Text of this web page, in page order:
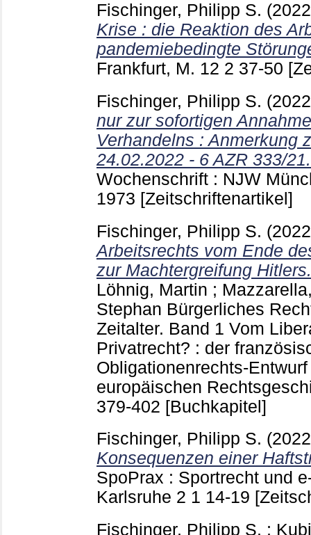
Fischinger, Philipp S.
Krise : die Reaktion des
pandemiebedingte
Frankfurt, M. 12 2 37-50
Fischinger, Philipp S.
nur zur sofortigen
Verhandelns : Anmerkung
24.02.2022 - 6 AZR 333/21.
Wochenschrift : NJW
1973 [Zeitschriftenartikel]
Fischinger, Philipp S.
Arbeitsrechts vom Ende
zur Machtergreifung Hitlers.
Löhnig, Martin ;
Stephan Bürgerliches
Zeitalter. Band 1 Vom
Privatrecht? : der
Obligationenrechts-
europäischen
379-402 [Buchkapitel]
Fischinger, Philipp S.
Konsequenzen einer
SpoPrax : Sportrecht und
Karlsruhe 2 1 14-19
Fischinger, Philipp S. ;